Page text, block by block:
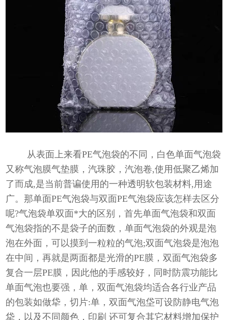
从表面上来看PE气泡袋的不同，白色单面气泡袋
又称气泡膜气垫膜，汽珠胶，汽泡卷,使用低聚乙烯加
了而成,是当前普谝使用的一种透明软包装材料,用途
广。那单面PE气泡袋与双面PE气泡袋应该怎样去区分
呢?气泡袋单双面*大的区别，首先单面气泡袋和双面
气泡袋指的不是袋子的面数，单面气泡袋的外观是泡
泡在外面，可以摸到一粒粒的气泡;双面气泡袋是泡泡
在中间，再就是两面都是光滑的PE膜，双面气泡袋多
复合一层PE膜，因此他的手感较好，同时防震功能比
单面气泡也要强，单，双面气泡袋均适合各行业产品
的包装如做牮，切片:单，双面气泡垈可设防静电气泡
牮，以及不同颜色，印刷 还可复合其它材料增加保护